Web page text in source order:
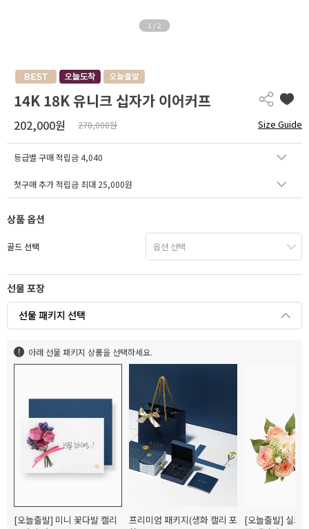
1 /2
14K 18K 유니크 십자가 이어커프
202,000원 278,000원 Size Guide
등급별 구매 적립금4,040
첫구매 추가 적립금 최대 25,000원
상품 옵션
골드 선택
선물 포장
선물 패키지 선택
아래 선물 패키지 상품을 선택하세요.
[오늘출발] 미니 꽃다발 캘리
프리미엄 패키지(생화 캘리 포
[오늘출발] 실크